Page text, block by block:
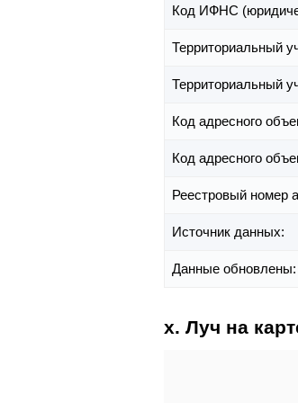
Код ИФНС
Территориальный
Территориальный
Код адресного
Код адресного
Реестровый номер
Источник данных:
Данные обновлены:
х. Луч на